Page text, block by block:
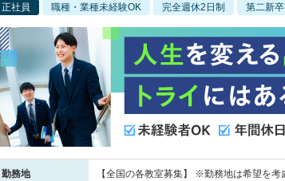
正社員 職種・業種未経験OK 完全週休2日制 第二新
勤務地
【全国の各教室募集】 ※勤務地は希望を